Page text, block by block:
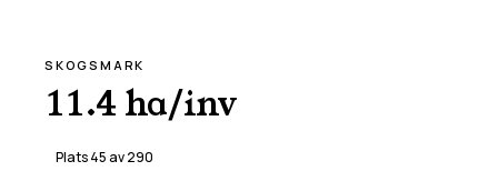
SKOGSMARK
11.4 ha/inv
Plats45 av290